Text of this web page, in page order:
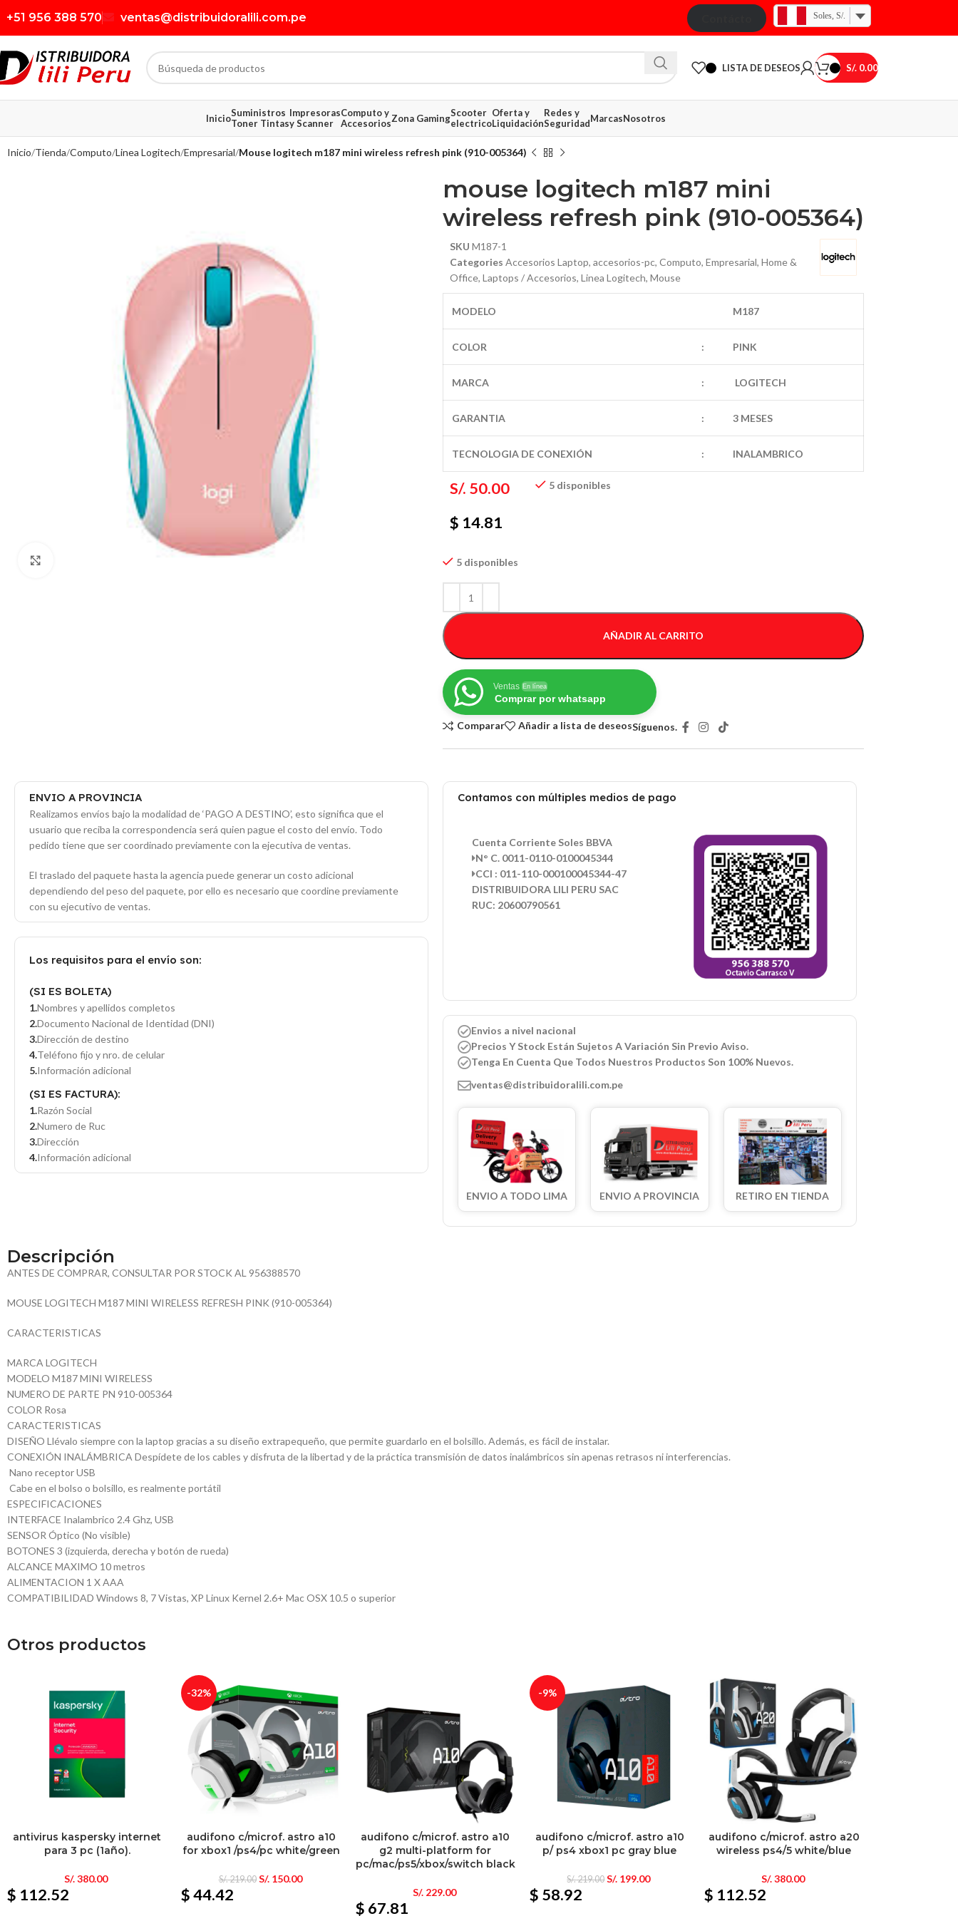
+51 956 388 570 ventas@distribuidoralili.com.pe Soles, S/.
LISTA DE DESEOS S/. 0.00
InicioSuministros
Toner Tintas
Impresoras
y Scanner
Computo y
AccesoriosZona GamingScooter
electrico
Oferta y
Liquidación
Redes y
SeguridadMarcasNosotros
Inicio Tienda Computo Linea Logitech Empresarial Mouse logitech m187 mini wireless refresh pink (910-005364)
$ 14.81
$ 13.32
mouse logitech m187 mini
wireless refresh pink (910-005364)
SKU M187-1
Categories Accesorios Laptop, accesorios-pc, Computo, Empresarial, Home &
Office, Laptops / Accesorios, Linea Logitech, Mouse
MODELO M187
COLOR : PINK
MARCA : LOGITECH
GARANTIA : 3 MESES
TECNOLOGIA DE CONEXIÓN : INALAMBRICO
S/. 50.00
$ 14.81
5 disponibles
5 disponibles
AÑADIR AL CARRITO
Ventas En línea
Comprar por whatsapp
Comparar Añadir a lista de deseosSíguenos.
ENVIO A PROVINCIA
Realizamos envíos bajo la modalidad de ‘PAGO A DESTINO’, esto significa que el
usuario que reciba la correspondencia será quien pague el costo del envío. Todo
pedido tiene que ser coordinado previamente con la ejecutiva de ventas.
El traslado del paquete hasta la agencia puede generar un costo adicional
dependiendo del peso del paquete, por ello es necesario que coordine previamente
con su ejecutivo de ventas.
Los requisitos para el envío son:
(SI ES BOLETA)
Nombres y apellidos completos
Documento Nacional de Identidad (DNI)
Dirección de destino
Teléfono fijo y nro. de celular
Información adicional
(SI ES FACTURA):
Razón Social
Numero de Ruc
Dirección
Información adicional
Contamos con múltiples medios de pago
Cuenta Corriente Soles BBVA
N° C. 0011-0110-0100045344
CCI : 011-110-000100045344-47
DISTRIBUIDORA LILI PERU SAC
RUC: 20600790561
Envios a nivel nacional
Precios Y Stock Están Sujetos A Variación Sin Previo Aviso.
Tenga En Cuenta Que Todos Nuestros Productos Son 100% Nuevos.
ventas@distribuidoralili.com.pe
ENVIO A TODO LIMA ENVIO A PROVINCIA RETIRO EN TIENDA
Descripción
ANTES DE COMPRAR, CONSULTAR POR STOCK AL 956388570
MOUSE LOGITECH M187 MINI WIRELESS REFRESH PINK (910-005364)
CARACTERISTICAS
MARCA LOGITECH
MODELO M187 MINI WIRELESS
NUMERO DE PARTE PN 910-005364
COLOR Rosa
CARACTERISTICAS
DISEÑO Llévalo siempre con la laptop gracias a su diseño extrapequeño, que permite guardarlo en el bolsillo. Además, es fácil de instalar.
CONEXIÓN INALÁMBRICA Despídete de los cables y disfruta de la libertad y de la práctica transmisión de datos inalámbricos sin apenas retrasos ni interferencias.
 Nano receptor USB
 Cabe en el bolso o bolsillo, es realmente portátil
ESPECIFICACIONES
INTERFACE Inalambrico 2.4 Ghz, USB
SENSOR Óptico (No visible)
BOTONES 3 (izquierda, derecha y botón de rueda)
ALCANCE MAXIMO 10 metros
ALIMENTACION 1 X AAA
COMPATIBILIDAD Windows 8, 7 Vistas, XP Linux Kernel 2.6+ Mac OSX 10.5 o superior
Otros productos
antivirus kaspersky internet
para 3 pc (1año).
S/.380.00
$ 112.52
-32%
audifono c/microf. astro a10
for xbox1 /ps4/pc white/green
S/.219.00 S/.150.00
$ 44.42
audifono c/microf. astro a10
g2 multi-platform for
pc/mac/ps5/xbox/switch black
S/.229.00
$ 67.81
-9%
audifono c/microf. astro a10
p/ ps4 xbox1 pc gray blue
S/.219.00 S/. 199.00
$ 58.92
audifono c/microf. astro a20
wireless ps4/5 white/blue
S/.380.00
$ 112.52